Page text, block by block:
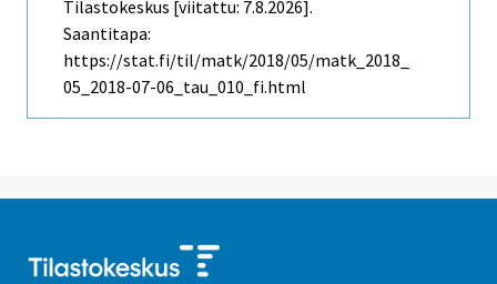
Tilastokeskus [viitattu: 7.8.2026].
Saantitapa:
https://stat.fi/til/matk/2018/05/matk_2018_
05_2018-07-06_tau_010_fi.html